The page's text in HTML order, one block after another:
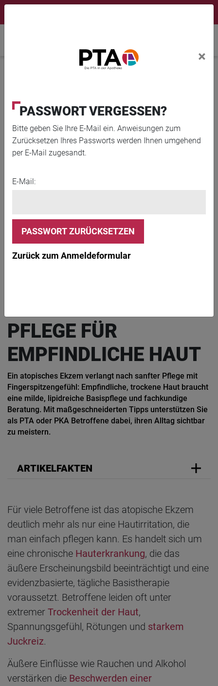
×
PASSWORT VERGESSEN?
Bitte geben Sie Ihre E-Mail ein. Anweisungen zum
Zurücksetzen Ihres Passworts werden Ihnen umgehend
per E-Mail zugesandt.
E-Mail:
Zurück zum Anmeldeformular
PFLEGE FÜR
EMPFINDLICHE HAUT
Ein atopisches Ekzem verlangt nach sanfter Pflege mit
Fingerspitzengefühl: Empfindliche, trockene Haut braucht
eine milde, lipidreiche Basispflege und fachkundige
Beratung. Mit maßgeschneiderten Tipps unterstützen Sie
als PTA oder PKA Betroffene dabei, ihren Alltag sichtbar
zu meistern.
ARTIKELFAKTEN
Für viele Betroffene ist das atopische Ekzem
deutlich mehr als nur eine Hautirritation, die
man einfach pflegen kann. Es handelt sich um
eine chronische Hauterkrankung, die das
äußere Erscheinungsbild beeinträchtigt und eine
evidenzbasierte, tägliche Basistherapie
voraussetzt. Betroffene leiden oft unter
extremer Trockenheit der Haut,
Spannungsgefühl, Rötungen und starkem
Juckreiz.
Äußere Einflüsse wie Rauchen und Alkohol
verstärken die Beschwerden einer
×